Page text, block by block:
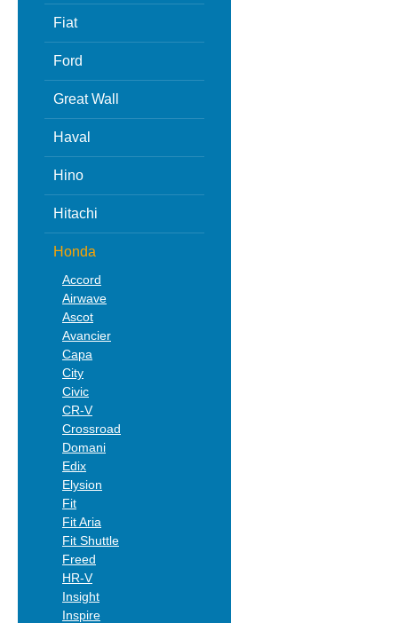
Fiat
Ford
Great Wall
Haval
Hino
Hitachi
Honda
Accord
Airwave
Ascot
Avancier
Capa
City
Civic
CR-V
Crossroad
Domani
Edix
Elysion
Fit
Fit Aria
Fit Shuttle
Freed
HR-V
Insight
Inspire